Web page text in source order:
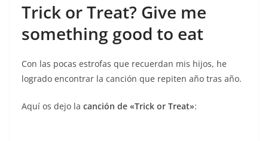
Trick or Treat? Give me
something good to eat
Con las pocas estrofas que recuerdan mis hijos, he
logrado encontrar la canción que repiten año tras año.
Aquí os dejo la canción de «Trick or Treat»: